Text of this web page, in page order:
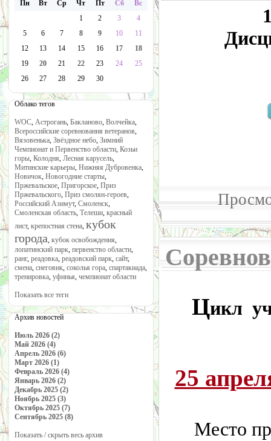
Пн Вт Ср Чт Пт Сб
Вс
1
2 3
4
5
6 7 8 9 10
11
12
13 14 15 16 17
18
19
20 21 22 23 24
25
26
27 28 29 30
Облако тегов
WOC, Астрогань, Бакланово, Волчейка,
Всероссийские соревнования ветеранов,
Вязовенька, Звёздное небо, Зимний
Чемпионат и Первенство области, Козьи
горы, Колодня, Лесная карусель,
Митинские карьеры, Нижняя Дубровенка,
Новичок, Новогодние старты,
Пржевальское, Пригорское, Приз
Пржевальского, Приз смолян-героев,
Российский Азимут, Смоленск,
Смоленская область, Телеши, красный
лист, крепостная стена, кубок
города, кубок освобождения,
лопатинский парк, первенство области,
ранг, реадовка, реадовский парк, сайт,
смена, снеговик, соколья гора, спартакиада,
тренировка, уфинья, чемпионат области
Показать все теги
Архив новостей
Июль 2026 (2)
Май 2026 (4)
Апрель 2026 (6)
Март 2026 (1)
Февраль 2026 (4)
Январь 2026 (2)
Декабрь 2025 (2)
Ноябрь 2025 (3)
Октябрь 2025 (7)
Сентябрь 2025 (8)
Показать / скрыть весь архив
Цикл
25
Место